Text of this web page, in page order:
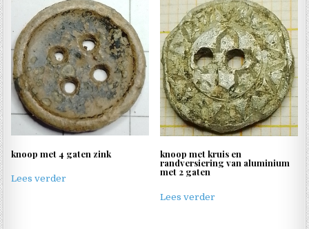
knoop met 4 gaten zink
Lees verder
knoop met kruis en
randversiering van aluminium
met 2 gaten
Lees verder